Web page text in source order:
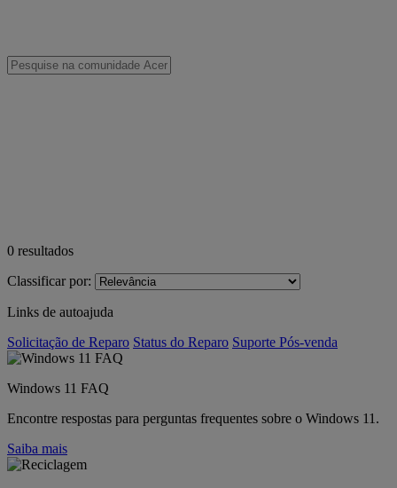
0 resultados
Classificar por:
Links de autoajuda
Solicitação de Reparo Status do Reparo Suporte Pós-venda
Windows 11 FAQ
Encontre respostas para perguntas frequentes sobre o Windows 11.
Saiba mais